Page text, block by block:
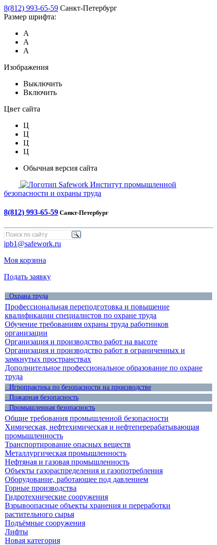
8(812) 993-65-59 Санкт-Петербург
Размер шрифта:
А
А
А
Изображения
Выключить
Включить
Цвет сайта
Ц
Ц
Ц
Ц
Обычная версия сайта
Safework Институт промышленной
безопасности и охраны труда
8(812) 993-65-59 Санкт-Петербург
ipb1@safework.ru
Моя корзина
Подать заявку
· Охрана труда
Профессиональная переподготовка и повышение
квалификации специалистов по охране труда
Обучение требованиям охраны труда работников
организации
Организация и производство работ на высоте
Организация и производство работ в ограниченных и
замкнутых пространствах
Дополнительное профессиональное образование по охране
труда
· Игропрактика по безопасности на производстве
· Пожарная безопасность
· Промышленная безопасность
Общие требования промышленной безопасности
Химическая, нефтехимическая и нефтеперерабатывающая
промышленность
Транспортирование опасных веществ
Металлургическая промышленность
Нефтяная и газовая промышленность
Объекты газораспределения и газопотребления
Оборудование, работающее под давлением
Горные производства
Гидротехнические сооружения
Взрывоопасные объекты хранения и переработки
растительного сырья
Подъёмные сооружения
Лифты
Новая категория